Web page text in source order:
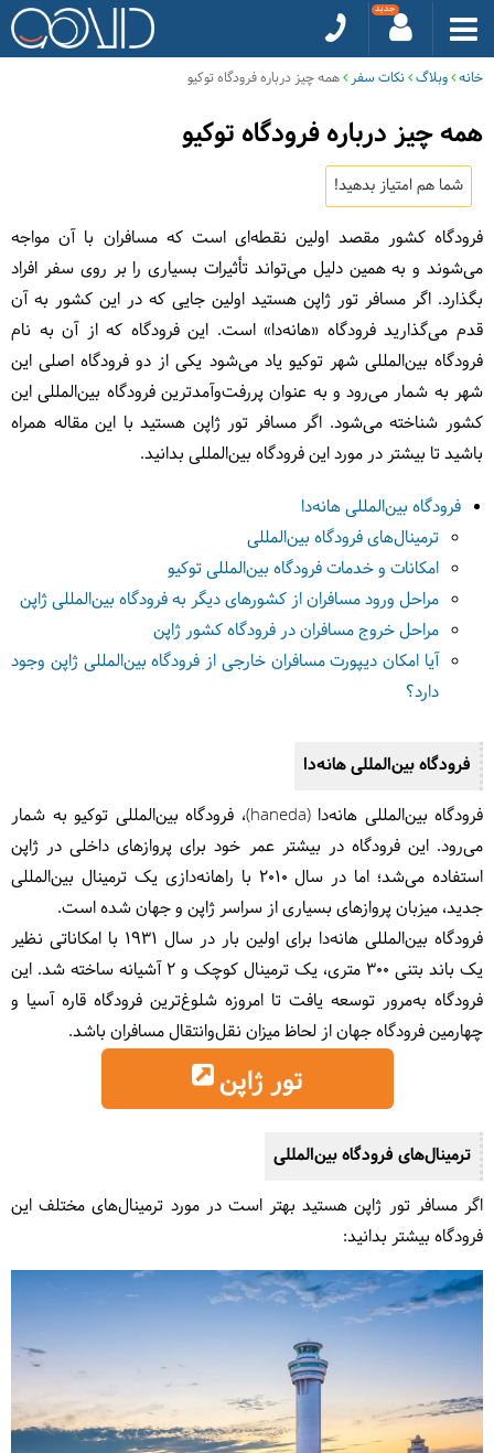
خانه وبلاگ نکات سفر همه چیز درباره فرودگاه توکیو
همه چیز درباره فرودگاه توکیو
شما هم امتیاز بدهید!
فرودگاه کشور مقصد اولین نقطه‌ای است که مسافران با آن مواجه
می‌شوند و به همین دلیل می‌تواند تأثیرات بسیاری را بر روی سفر افراد
بگذارد. اگر مسافر تور ژاپن هستید اولین جایی که در این کشور به آن
قدم می‌گذارید فرودگاه «هانه‌دا» است. این فرودگاه که از آن به نام
فرودگاه بین‌المللی شهر توکیو یاد می‌شود یکی از دو فرودگاه اصلی این
شهر به شمار می‌رود و به عنوان پررفت‌وآمدترین فرودگاه بین‌المللی این
کشور شناخته می‌شود. اگر مسافر تور ژاپن هستید با این مقاله همراه
باشید تا بیشتر در مورد این فرودگاه بین‌المللی بدانید.
فرودگاه بین‌المللی هانه‌دا
ترمینال‌های فرودگاه بین‌المللی
امکانات و خدمات فرودگاه بین‌المللی توکیو
مراحل ورود مسافران از کشورهای دیگر به فرودگاه بین‌المللی ژاپن
مراحل خروج مسافران در فرودگاه کشور ژاپن
آیا امکان دیپورت مسافران خارجی از فرودگاه بین‌المللی ژاپن وجود
دارد؟
فرودگاه بین‌المللی هانه‌دا
فرودگاه بین‌المللی هانه‌دا (haneda)، فرودگاه بین‌المللی توکیو به شمار
می‌رود. این فرودگاه در بیشتر عمر خود برای پروازهای داخلی در ژاپن
استفاده می‌شد؛ اما در سال ۲۰۱۰ با راهانه‌دازی یک ترمینال بین‌المللی
جدید، میزبان پروازهای بسیاری از سراسر ژاپن و جهان شده است.
فرودگاه بین‌المللی هانه‌دا برای اولین بار در سال ۱۹۳۱ با امکاناتی نظیر
یک باند بتنی 300 متری، یک ترمینال کوچک و 2 آشیانه ساخته شد. این
فرودگاه به‌مرور توسعه یافت تا امروزه شلوغ‌ترین فرودگاه قاره آسیا و
چهارمین فرودگاه جهان از لحاظ میزان نقل‌وانتقال مسافران باشد.
تور ژاپن
ترمینال‌های فرودگاه بین‌المللی
اگر مسافر تور ژاپن هستید بهتر است در مورد ترمینال‌های مختلف این
فرودگاه بیشتر بدانید: